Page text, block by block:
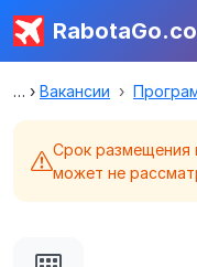
Вакансии
Срок размещения
может не